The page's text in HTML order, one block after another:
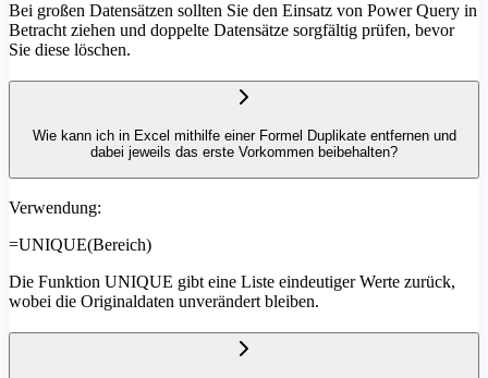
Bei großen Datensätzen sollten Sie den Einsatz von Power Query in
Betracht ziehen und doppelte Datensätze sorgfältig prüfen, bevor
Sie diese löschen.
Wie kann ich in Excel mithilfe einer Formel Duplikate entfernen und
dabei jeweils das erste Vorkommen beibehalten?
Verwendung:
=UNIQUE(Bereich)
Die Funktion UNIQUE gibt eine Liste eindeutiger Werte zurück,
wobei die Originaldaten unverändert bleiben.